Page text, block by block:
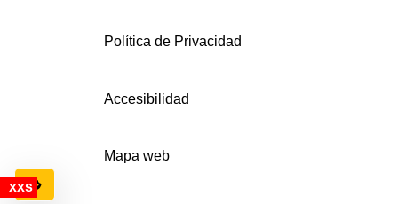
Política de Privacidad
Accesibilidad
Mapa web